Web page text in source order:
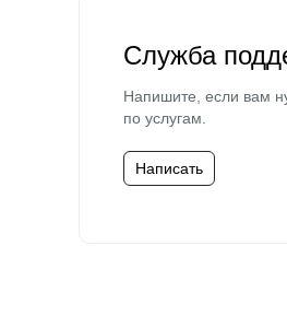
Служба
Напишите, если вам
по услугам.
Написать